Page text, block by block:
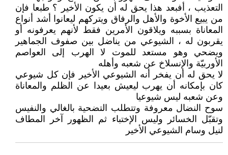
التعذيب ، أفبعد هذا يحق له أن يكون الأخير ؟ طبعا فإن
من يبيع الأخوة والأهل والرفاق ويتركهم ليعانوا أشد أنواع
المعاناة بسببه ويلاقون الأمرين فقط لأنهم يعرفونه أو
يقربون له ، الشيوعي من يناضل بين صفوف الجماهير
ويضحي وهو مستعد للموت لا الهرب إلى العواصم
الأوربيّة والإنسلاخ عن شعبه وأهله
لا يحق له أن يفخر أنه الشيوعي الأخير فإن كل شيوعي
كان بإمكانه أن يهرب ليعيش بعيدا عن الظلم والمعاناة
وعن شعبه ليس شيوعيا
سوح النضال معروفة وتتطلب التضحية بالغالي والنفيس
وتقبّل الخسائر وليس الإختباء ثم الظهور آخر المطاف
لنيل وسام الشيوعي الأخير